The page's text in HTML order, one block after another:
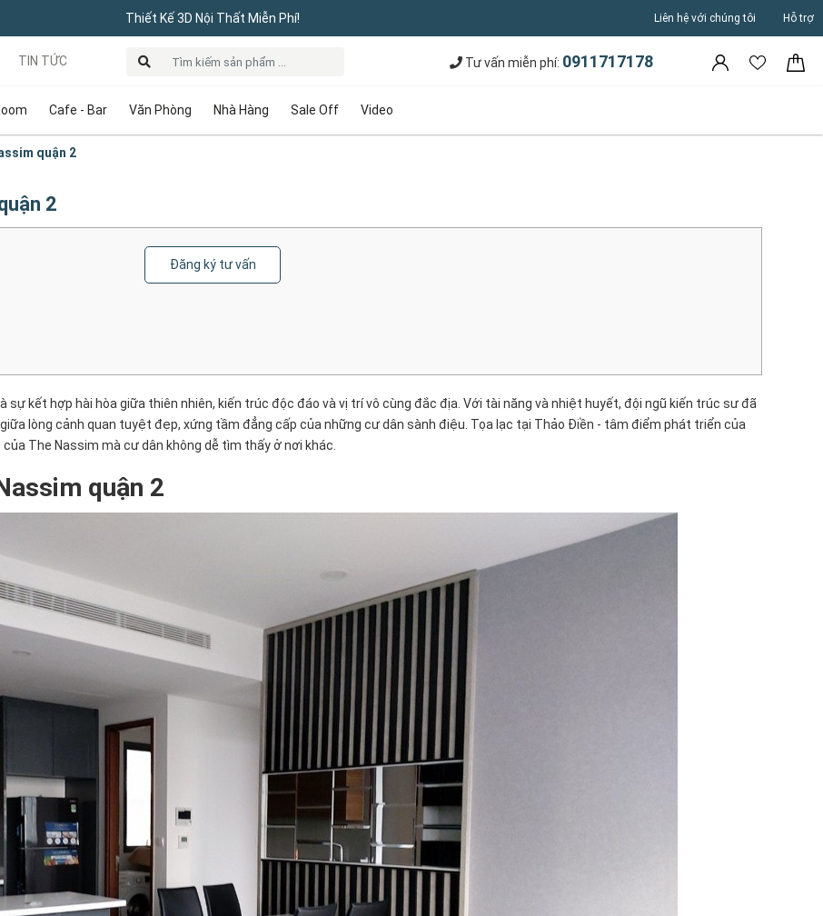
Thiết Kế 3D Nội Thất Miễn Phí! Liên hệ với chúng tôi Hỗ trợ
Cafe - Bar Văn Phòng Nhà Hàng Sale Off Video
TIN TỨC Tư vấn miễn phí: 0911717178
quận 2
2
Đăng ký tư vấn
kết hợp hài hòa giữa thiên nhiên, kiến trúc độc đáo và vị trí vô cùng đắc địa. Với tài năng và nhiệt huyết, đội ngũ kiến trúc sư đã
lòng cảnh quan tuyệt đẹp, xứng tầm đẳng cấp của những cư dân sành điệu. Tọa lạc tại Thảo Điền - tâm điểm phát triển của
The Nassim mà cư dân không dễ tìm thấy ở nơi khác.
quận 2